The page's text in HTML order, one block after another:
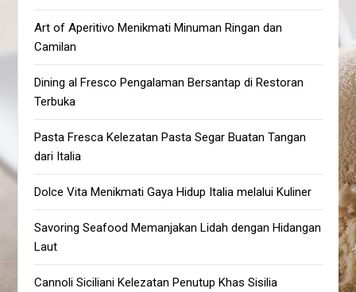
Art of Aperitivo Menikmati Minuman Ringan dan
Camilan
Dining al Fresco Pengalaman Bersantap di Restoran
Terbuka
Pasta Fresca Kelezatan Pasta Segar Buatan Tangan
dari Italia
Dolce Vita Menikmati Gaya Hidup Italia melalui Kuliner
Savoring Seafood Memanjakan Lidah dengan Hidangan
Laut
Cannoli Siciliani Kelezatan Penutup Khas Sisilia